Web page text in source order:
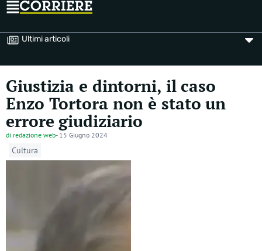
Ultimi articoli
Giustizia e dintorni, il caso
Enzo Tortora non è stato un
errore giudiziario
di redazione web- 15 Giugno 2024
Cultura